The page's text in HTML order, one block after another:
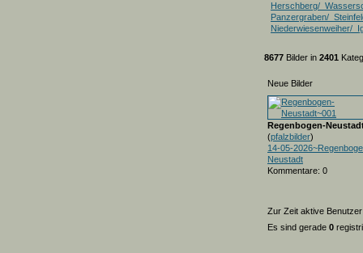
Herschberg/
Panzergraben/
Niederwiesenweiher/
8677 Bilder in 2401
Neue Bilder
Regenbogen-
(pfalzbilder)
14-05-
Neustadt
Kommentare: 0
Zur Zeit aktive
Es sind gerade 0